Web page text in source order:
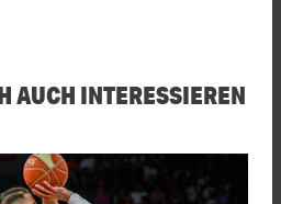
AUCH INTERESSIEREN